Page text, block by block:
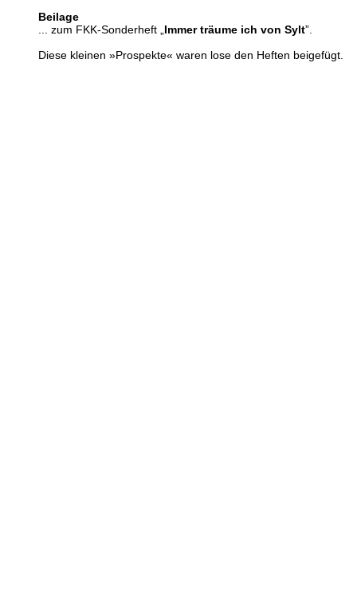
Beilage
... zum FKK-Sonderheft „ Immer träume ich von Sylt”.
Diese kleinen »Prospekte« waren lose den Heften beigefügt.